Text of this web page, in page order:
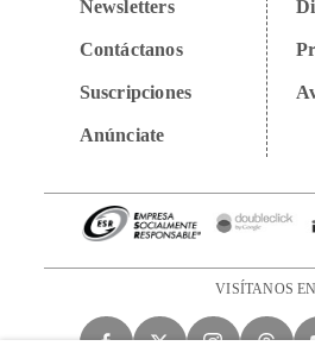
Newsletters
Contáctanos
Suscripciones
Anúnciate
VISÍTANOS EN